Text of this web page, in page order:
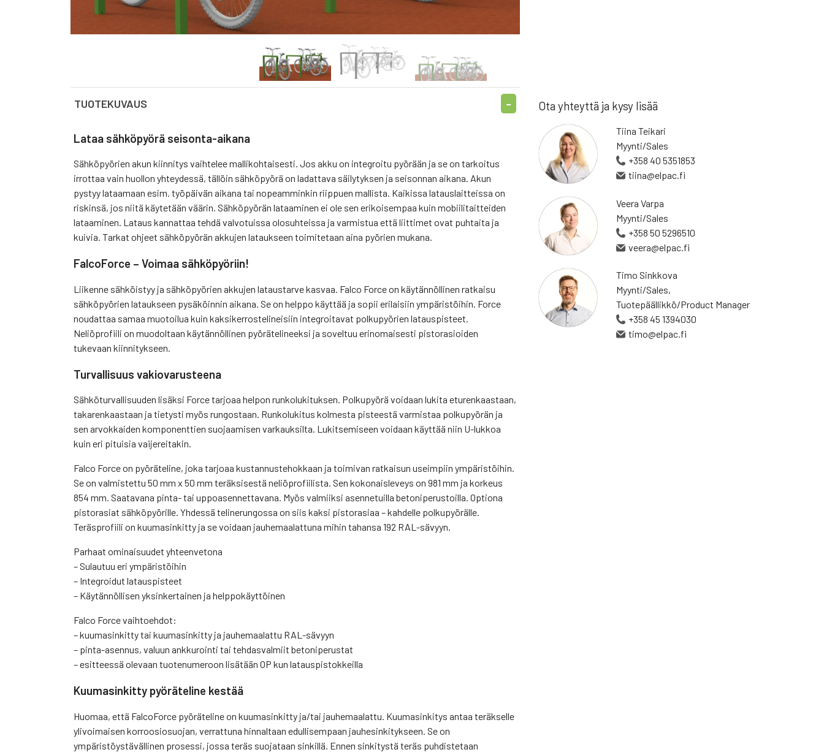
TUOTEKUVAUS
Lataa sähköpyörä seisonta-aikana
Sähköpyörien akun kiinnitys vaihtelee mallikohtaisesti. Jos akku on integroitu pyörään ja se on tarkoitus
irrottaa vain huollon yhteydessä, tällöin sähköpyörä on ladattava säilytyksen ja seisonnan aikana. Akun
pystyy lataamaan esim. työpäivän aikana tai nopeamminkin riippuen mallista. Kaikissa latauslaitteissa on
riskinsä, jos niitä käytetään väärin. Sähköpyörän lataaminen ei ole sen erikoisempaa kuin mobiilitaitteiden
lataaminen. Lataus kannattaa tehdä valvotuissa olosuhteissa ja varmistua että liittimet ovat puhtaita ja
kuivia. Tarkat ohjeet sähköpyörän akkujen lataukseen toimitetaan aina pyörien mukana.
FalcoForce – Voimaa sähköpyöriin!
Liikenne sähköistyy ja sähköpyörien akkujen lataustarve kasvaa. Falco Force on käytännöllinen ratkaisu
sähköpyörien lataukseen pysäköinnin aikana. Se on helppo käyttää ja sopii erilaisiin ympäristöihin. Force
noudattaa samaa muotoilua kuin kaksikerrostelineisiin integroitavat polkupyörien latauspisteet.
Neliöprofiili on muodoltaan käytännöllinen pyörätelineeksi ja soveltuu erinomaisesti pistorasioiden
tukevaan kiinnitykseen.
Turvallisuus vakiovarusteena
Sähköturvallisuuden lisäksi Force tarjoaa helpon runkolukituksen. Polkupyörä voidaan lukita eturenkaastaan,
takarenkaastaan ja tietysti myös rungostaan. Runkolukitus kolmesta pisteestä varmistaa polkupyörän ja
sen arvokkaiden komponenttien suojaamisen varkauksilta. Lukitsemiseen voidaan käyttää niin U-lukkoa
kuin eri pituisia vaijereitakin.
Falco Force on pyöräteline, joka tarjoaa kustannustehokkaan ja toimivan ratkaisun useimpiin ympäristöihin.
Se on valmistettu 50 mm x 50 mm teräksisestä neliöprofiilista. Sen kokonaisleveys on 981 mm ja korkeus
854 mm. Saatavana pinta- tai uppoasennettavana. Myös valmiiksi asennetuilla betoniperustoilla. Optiona
pistorasiat sähköpyörille. Yhdessä telinerungossa on siis kaksi pistorasiaa – kahdelle polkupyörälle.
Teräsprofiili on kuumasinkitty ja se voidaan jauhemaalattuna mihin tahansa 192 RAL-sävyyn.
Parhaat ominaisuudet yhteenvetona
– Sulautuu eri ympäristöihin
– Integroidut latauspisteet
– Käytännöllisen yksinkertainen ja helppokäyttöinen
Falco Force vaihtoehdot:
– kuumasinkitty tai kuumasinkitty ja jauhemaalattu RAL-sävyyn
– pinta-asennus, valuun ankkurointi tai tehdasvalmiit betoniperustat
– esitteessä olevaan tuotenumeroon lisätään OP kun latauspistokkeilla
Kuumasinkitty pyöräteline kestää
Huomaa, että FalcoForce pyöräteline on kuumasinkitty ja/tai jauhemaalattu. Kuumasinkitys antaa teräkselle
ylivoimaisen korroosiosuojan, verrattuna hinnaltaan edullisempaan jauhesinkitykseen. Se on
ympäristöystävällinen prosessi, jossa teräs suojataan sinkillä. Ennen sinkitystä teräs puhdistetaan
Ota yhteyttä ja kysy lisää
Tiina Teikari
Myynti/Sales
+358 40 5351853
tiina@elpac.fi
Veera Varpa
Myynti/Sales
+358 50 5296510
veera@elpac.fi
Timo Sinkkova
Myynti/Sales,
Tuotepäällikkö/Product Manager
+358 45 1394030
timo@elpac.fi